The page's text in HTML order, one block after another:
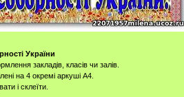
України
закладів, класів чи залів.
на 4 окремі аркуші А4.
і склеїти.